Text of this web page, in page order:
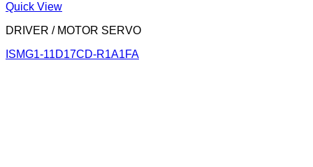
Quick View
DRIVER / MOTOR SERVO
ISMG1-11D17CD-R1A1FA